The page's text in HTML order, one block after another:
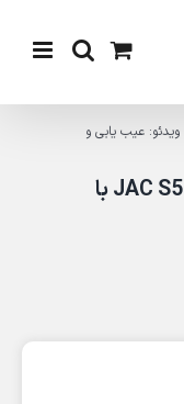
ویدئو: عیب یابی و
ویدئو: عیب یابی و عملیات ویژه JAC S5 با